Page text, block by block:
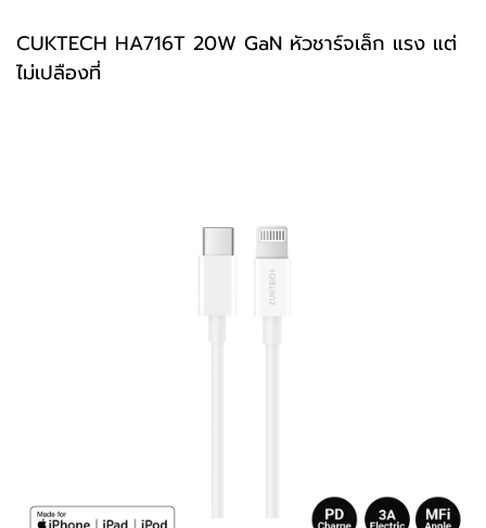
CUKTECH HA716T 20W GaN หัวชาร์จเล็ก แรง แต่
ไม่เปลืองที่